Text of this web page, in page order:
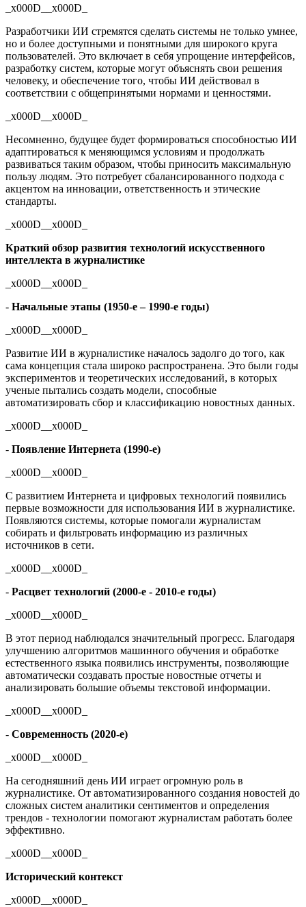
_x000D__x000D_
Разработчики ИИ стремятся сделать системы не только умнее,
но и более доступными и понятными для широкого круга
пользователей. Это включает в себя упрощение интерфейсов,
разработку систем, которые могут объяснять свои решения
человеку, и обеспечение того, чтобы ИИ действовал в
соответствии с общепринятыми нормами и ценностями.
_x000D__x000D_
Несомненно, будущее будет формироваться способностью ИИ
адаптироваться к меняющимся условиям и продолжать
развиваться таким образом, чтобы приносить максимальную
пользу людям. Это потребует сбалансированного подхода с
акцентом на инновации, ответственность и этические
стандарты.
_x000D__x000D_
Краткий обзор развития технологий искусственного
интеллекта в журналистике
_x000D__x000D_
- Начальные этапы (1950-е – 1990-е годы)
_x000D__x000D_
Развитие ИИ в журналистике началось задолго до того, как
сама концепция стала широко распространена. Это были годы
экспериментов и теоретических исследований, в которых
ученые пытались создать модели, способные
автоматизировать сбор и классификацию новостных данных.
_x000D__x000D_
- Появление Интернета (1990-е)
_x000D__x000D_
С развитием Интернета и цифровых технологий появились
первые возможности для использования ИИ в журналистике.
Появляются системы, которые помогали журналистам
собирать и фильтровать информацию из различных
источников в сети.
_x000D__x000D_
- Расцвет технологий (2000-е - 2010-е годы)
_x000D__x000D_
В этот период наблюдался значительный прогресс. Благодаря
улучшению алгоритмов машинного обучения и обработке
естественного языка появились инструменты, позволяющие
автоматически создавать простые новостные отчеты и
анализировать большие объемы текстовой информации.
_x000D__x000D_
- Современность (2020-е)
_x000D__x000D_
На сегодняшний день ИИ играет огромную роль в
журналистике. От автоматизированного создания новостей до
сложных систем аналитики сентиментов и определения
трендов - технологии помогают журналистам работать более
эффективно.
_x000D__x000D_
Исторический контекст
_x000D__x000D_